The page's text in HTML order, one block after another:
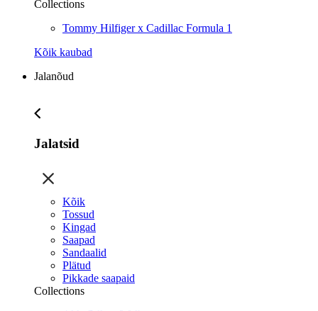
Collections
Tommy Hilfiger x Cadillac Formula 1
Kõik kaubad
Jalanõud
Jalatsid
Kõik
Tossud
Kingad
Saapad
Sandaalid
Plätud
Pikkade saapaid
Collections